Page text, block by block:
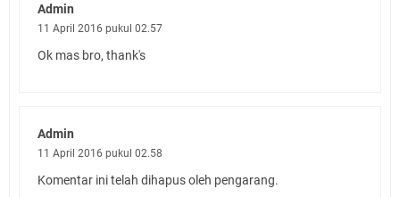
Admin
11 April 2016 pukul 02.57
Ok mas bro, thank's
Admin
11 April 2016 pukul 02.58
Komentar ini telah dihapus oleh pengarang.